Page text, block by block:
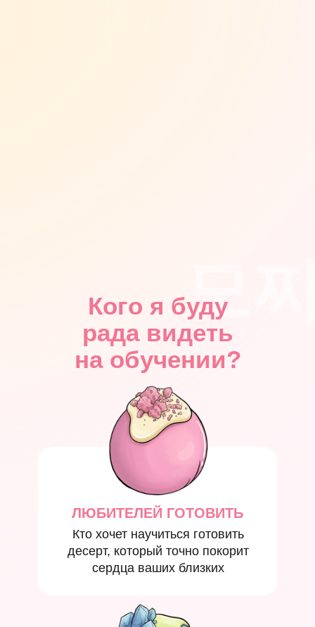
모
Кого я буду
рада видеть
на обучении?
ЛЮБИТЕЛЕЙ ГОТОВИТЬ
Кто хочет научиться готовить
десерт, который точно покорит
сердца ваших близких